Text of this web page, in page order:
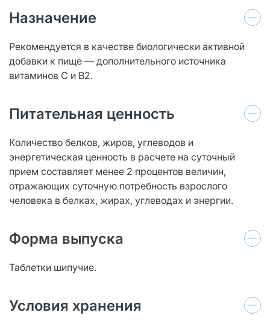
Назначение
Рекомендуется в качестве биологически активной
добавки к пище — дополнительного источника
витаминов С и В2.
Питательная ценность
Количество белков, жиров, углеводов и
энергетическая ценность в расчете на суточный
прием составляет менее 2 процентов величин,
отражающих суточную потребность взрослого
человека в белках, жирах, углеводах и энергии.
Форма выпуска
Таблетки шипучие.
Условия хранения